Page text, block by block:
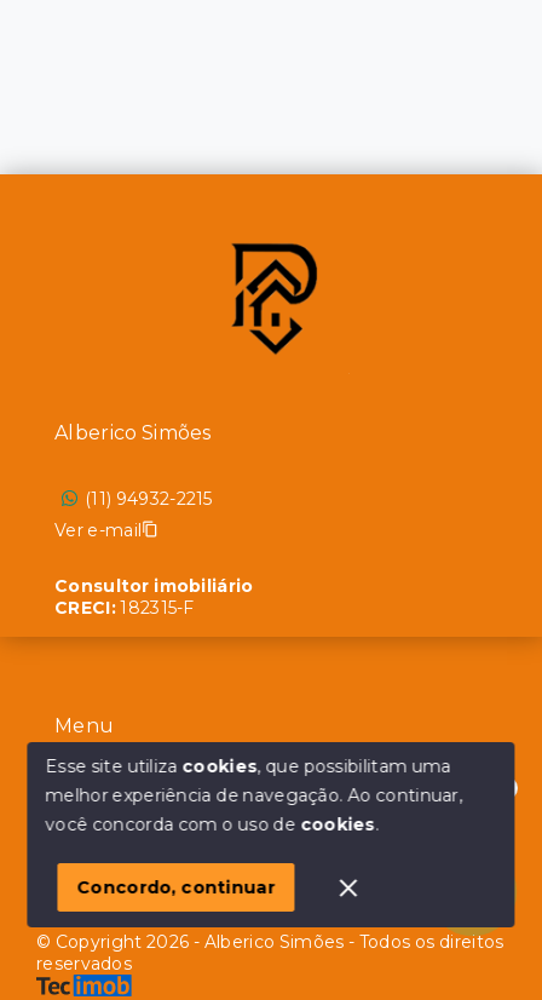
Olá! em posso ajudar?
Menu
Início
Sobre
© Copyright 2026 - Alberico Simões - Todos os direitos
reservados
Alberico Simões
(11) 94932-2215
Ver e-mail
Consultor imobiliário
CRECI:182315-F
Esse site utiliza cookies, que possibilitam uma
melhor experiência de navegação.Ao continuar,
você concorda com o uso de cookies.
Concordo, continuar